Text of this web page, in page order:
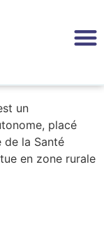
un
placé
de la Santé
en zone rurale